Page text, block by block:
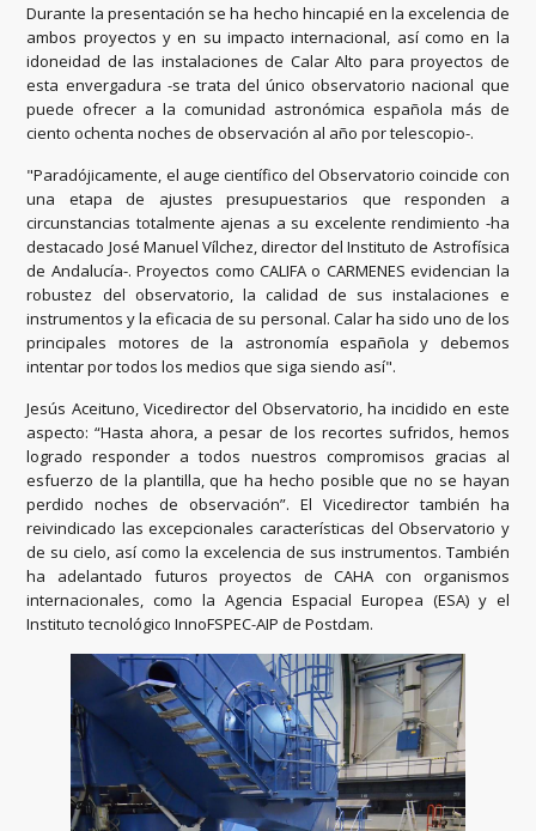
Durante la presentación se ha hecho hincapié en la excelencia de
ambos proyectos y en su impacto internacional, así como en la
idoneidad de las instalaciones de Calar Alto para proyectos de
esta envergadura -se trata del único observatorio nacional que
puede ofrecer a la comunidad astronómica española más de
ciento ochenta noches de observación al año por telescopio-.
"Paradójicamente, el auge científico del Observatorio coincide con
una etapa de ajustes presupuestarios que responden a
circunstancias totalmente ajenas a su excelente rendimiento -ha
destacado José Manuel Vílchez, director del Instituto de Astrofísica
de Andalucía-. Proyectos como CALIFA o CARMENES evidencian la
robustez del observatorio, la calidad de sus instalaciones e
instrumentos y la eficacia de su personal. Calar ha sido uno de los
principales motores de la astronomía española y debemos
intentar por todos los medios que siga siendo así".
Jesús Aceituno, Vicedirector del Observatorio, ha incidido en este
aspecto: “Hasta ahora, a pesar de los recortes sufridos, hemos
logrado responder a todos nuestros compromisos gracias al
esfuerzo de la plantilla, que ha hecho posible que no se hayan
perdido noches de observación”. El Vicedirector también ha
reivindicado las excepcionales características del Observatorio y
de su cielo, así como la excelencia de sus instrumentos. También
ha adelantado futuros proyectos de CAHA con organismos
internacionales, como la Agencia Espacial Europea (ESA) y el
Instituto tecnológico InnoFSPEC-AIP de Postdam.